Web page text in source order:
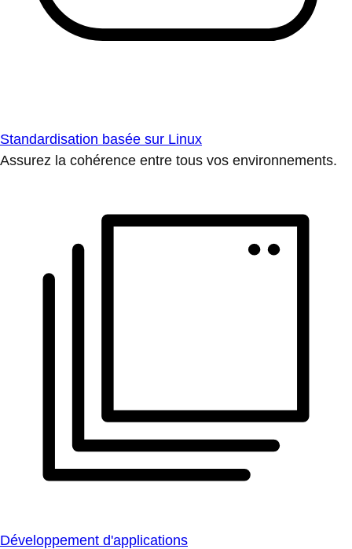
Standardisation basée sur Linux
Assurez la cohérence entre tous vos environnements.
Développement d'applications